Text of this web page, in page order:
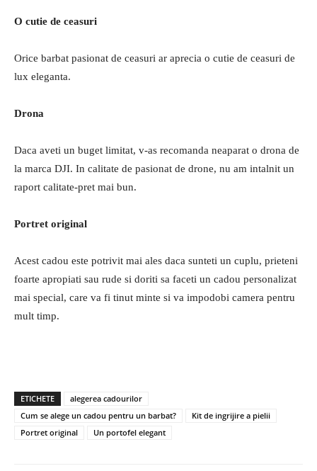
O cutie de ceasuri
Orice barbat pasionat de ceasuri ar aprecia o cutie de ceasuri de
lux eleganta.
Drona
Daca aveti un buget limitat, v-as recomanda neaparat o drona de
la marca DJI. In calitate de pasionat de drone, nu am intalnit un
raport calitate-pret mai bun.
Portret original
Acest cadou este potrivit mai ales daca sunteti un cuplu, prieteni
foarte apropiati sau rude si doriti sa faceti un cadou personalizat
mai special, care va fi tinut minte si va impodobi camera pentru
mult timp.
ETICHETE
alegerea cadourilor
Cum se alege un cadou pentru un barbat?
Kit de ingrijire a pielii
Portret original
Un portofel elegant